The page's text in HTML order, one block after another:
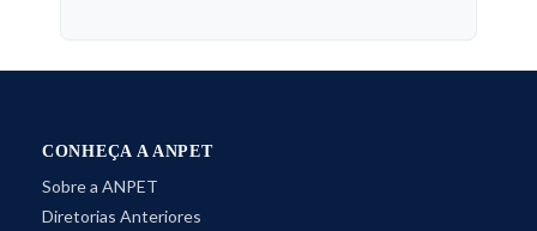
CONHEÇA A ANPET
Sobre a ANPET
Diretorias Anteriores